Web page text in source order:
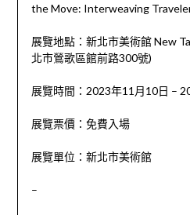
the Move: Interweaving
展覽地點：新北市美術館 New
北市鶯歌區館前路300號)
展覽時間：2023年11月10日 –
展覽票價：免費入場
展覽單位：新北市美術館
–